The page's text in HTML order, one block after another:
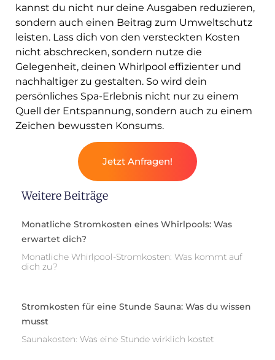
kannst du nicht nur deine Ausgaben reduzieren,
sondern auch einen Beitrag zum Umweltschutz
leisten. Lass dich von den versteckten Kosten
nicht abschrecken, sondern nutze die
Gelegenheit, deinen Whirlpool effizienter und
nachhaltiger zu gestalten. So wird dein
persönliches Spa-Erlebnis nicht nur zu einem
Quell der Entspannung, sondern auch zu einem
Zeichen bewussten Konsums.
Jetzt Anfragen!
Weitere Beiträge
Monatliche Stromkosten eines Whirlpools: Was
erwartet dich?
Monatliche Whirlpool-Stromkosten: Was kommt auf
dich zu?
Stromkosten für eine Stunde Sauna: Was du wissen
musst
Saunakosten: Was eine Stunde wirklich kostet